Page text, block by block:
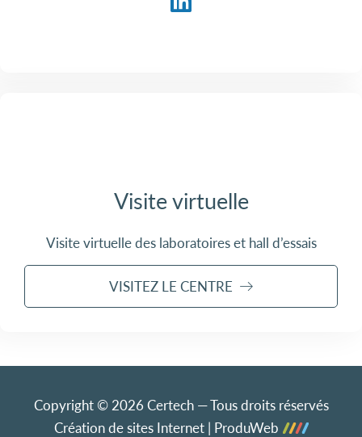
Visite virtuelle
Visite virtuelle des laboratoires et hall d’essais
VISITEZ LE CENTRE
Copyright © 2026 Certech — Tous droits réservés
Création de sites Internet | ProduWeb